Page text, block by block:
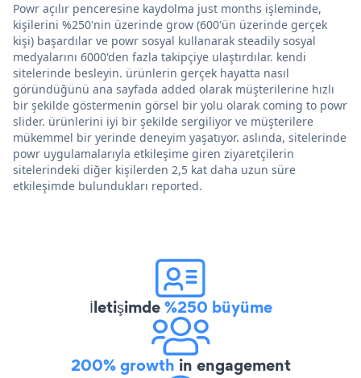
Powr açılır penceresine kaydolma just months işleminde,
kişilerini %250'nin üzerinde grow (600'ün üzerinde gerçek
kişi) başardılar ve powr sosyal kullanarak steadily sosyal
medyalarını 6000'den fazla takipçiye ulaştırdılar. kendi
sitelerinde besleyin. ürünlerin gerçek hayatta nasıl
göründüğünü ana sayfada added olarak müşterilerine hızlı
bir şekilde göstermenin görsel bir yolu olarak coming to powr
slider. ürünlerini iyi bir şekilde sergiliyor ve müşterilere
mükemmel bir yerinde deneyim yaşatıyor. aslında, sitelerinde
powr uygulamalarıyla etkileşime giren ziyaretçilerin
sitelerindeki diğer kişilerden 2,5 kat daha uzun süre
etkileşimde bulundukları reported.
İletişimde%250 büyüme
200% growth in engagement